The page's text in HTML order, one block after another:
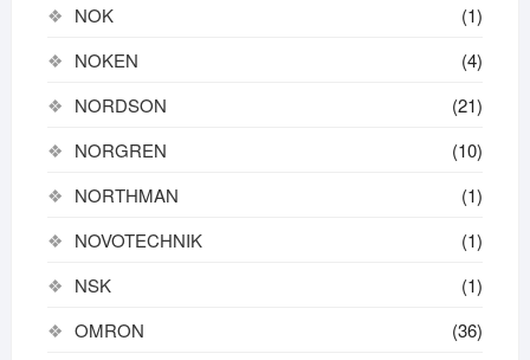
NOK
(1)
NOKEN
(4)
NORDSON
(21)
NORGREN
(10)
NORTHMAN
(1)
NOVOTECHNIK
(1)
NSK
(1)
OMRON
(36)